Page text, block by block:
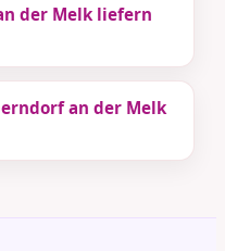
der Melk liefern
an der Melk